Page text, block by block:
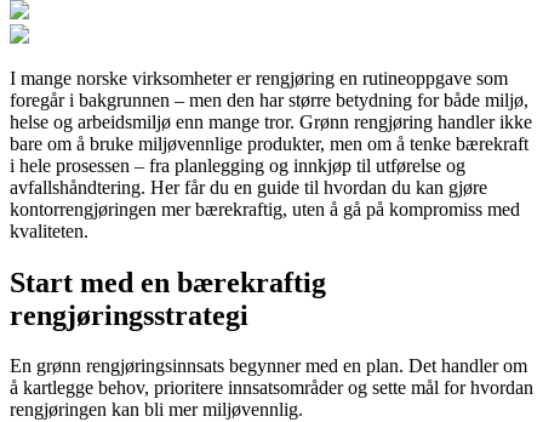
I mange norske virksomheter er rengjøring en rutineoppgave som
foregår i bakgrunnen – men den har større betydning for både miljø,
helse og arbeidsmiljø enn mange tror. Grønn rengjøring handler ikke
bare om å bruke miljøvennlige produkter, men om å tenke bærekraft
i hele prosessen – fra planlegging og innkjøp til utførelse og
avfallshåndtering. Her får du en guide til hvordan du kan gjøre
kontorrengjøringen mer bærekraftig, uten å gå på kompromiss med
kvaliteten.
Start med en bærekraftig
rengjøringsstrategi
En grønn rengjøringsinnsats begynner med en plan. Det handler om
å kartlegge behov, prioritere innsatsområder og sette mål for hvordan
rengjøringen kan bli mer miljøvennlig.